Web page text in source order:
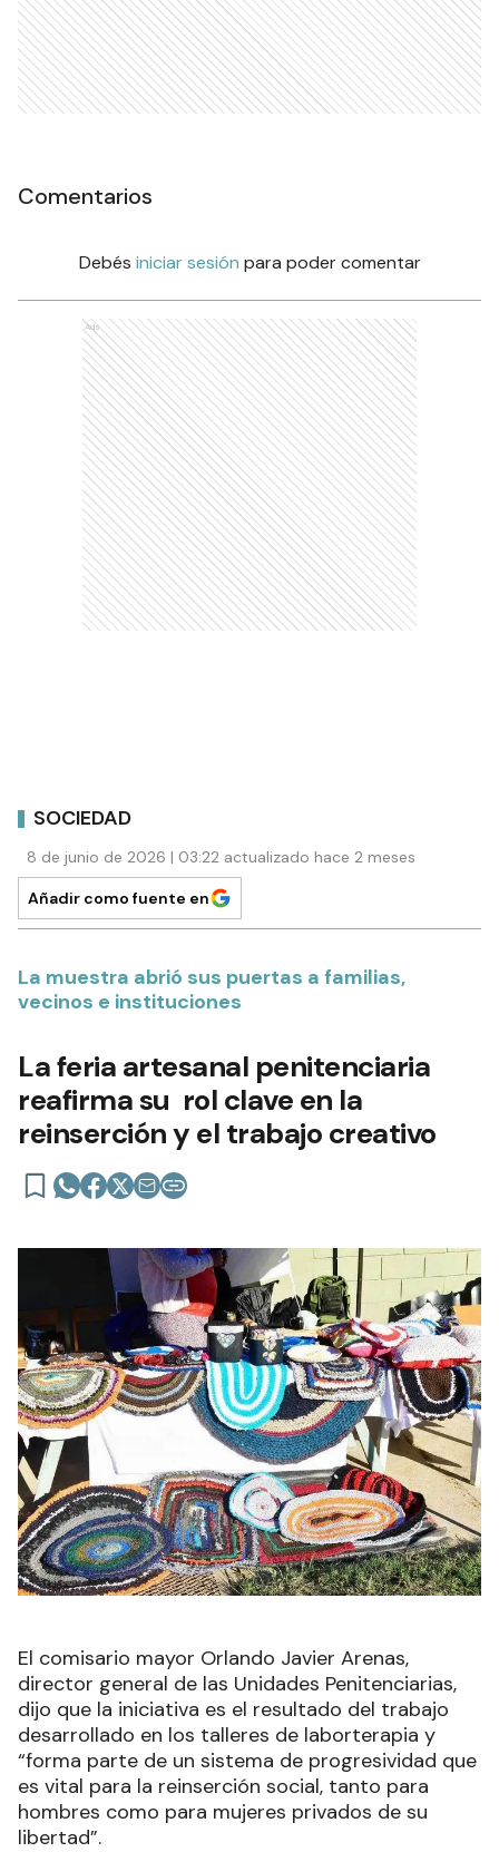
Comentarios
Debés iniciar sesión para poder comentar
Ads
SOCIEDAD
8 de junio de 2026 | 03:22 actualizado hace 2 meses
Añadir como fuente en
La muestra abrió sus puertas a familias,
vecinos e instituciones
La feria artesanal penitenciaria
reafirma su rol clave en la
reinserción y el trabajo creativo
El comisario mayor Orlando Javier Arenas,
director general de las Unidades Penitenciarias,
dijo que la iniciativa es el resultado del trabajo
desarrollado en los talleres de laborterapia y
“forma parte de un sistema de progresividad que
es vital para la reinserción social, tanto para
hombres como para mujeres privados de su
libertad”.